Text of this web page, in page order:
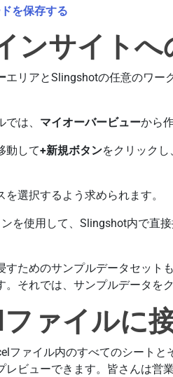
を保存する
ンサイト
エリアとSlingshotの任意のワー
は、 マイオーバービューから
動して+新規ボタンをクリック
選択するよう求められます。
を使用して、Slingshot内で直
すためのサンプルデータセット
。それでは、サンプルデータを
ァイルに
ファイル内のすべてのシートと
レビューできます。皆さんは営